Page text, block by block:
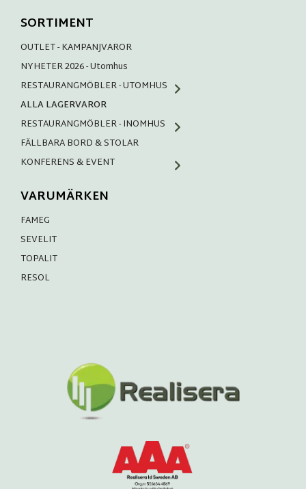
SORTIMENT
OUTLET - KAMPANJVAROR
NYHETER 2026 - Utomhus
RESTAURANGMÖBLER - UTOMHUS
ALLA LAGERVAROR
RESTAURANGMÖBLER - INOMHUS
FÄLLBARA BORD & STOLAR
KONFERENS & EVENT
VARUMÄRKEN
FAMEG
SEVELIT
TOPALIT
RESOL